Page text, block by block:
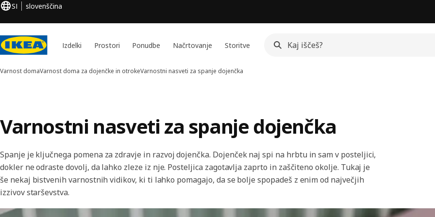
SI slovenščina
Izdelki Prostori Ponudbe Načrtovanje Storitve
Varnost domaVarnost doma za dojenčke in otrokeVarnostni nasveti za spanje dojenčka
Varnostni nasveti za spanje dojenčka
Spanje je ključnega pomena za zdravje in razvoj dojenčka. Dojenček naj spi na hrbtu in sam v posteljici,
dokler ne odraste dovolj, da lahko zleze iz nje. Posteljica zagotavlja zaprto in zaščiteno okolje. Tukaj je
še nekaj bistvenih varnostnih vidikov, ki ti lahko pomagajo, da se bolje spopadeš z enim od največjih
izzivov starševstva.